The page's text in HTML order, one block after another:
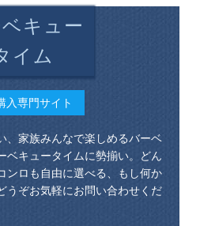
キュー
イム
入専門サイト
、家族みんなで楽しめるバーベ
ベキュータイムに勢揃い。どん
ンロも自由に選べる、もし何か
うぞお気軽にお問い合わせくだ